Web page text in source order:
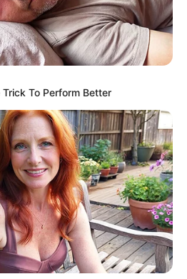
To Perform Better